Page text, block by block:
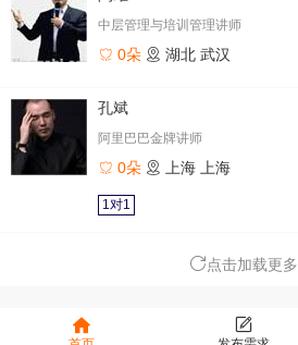
中层管理与培训管理讲师
0朵 湖北 武汉
孔斌
阿里巴巴金牌讲师
0朵 上海 上海
1对1
点击加载更多